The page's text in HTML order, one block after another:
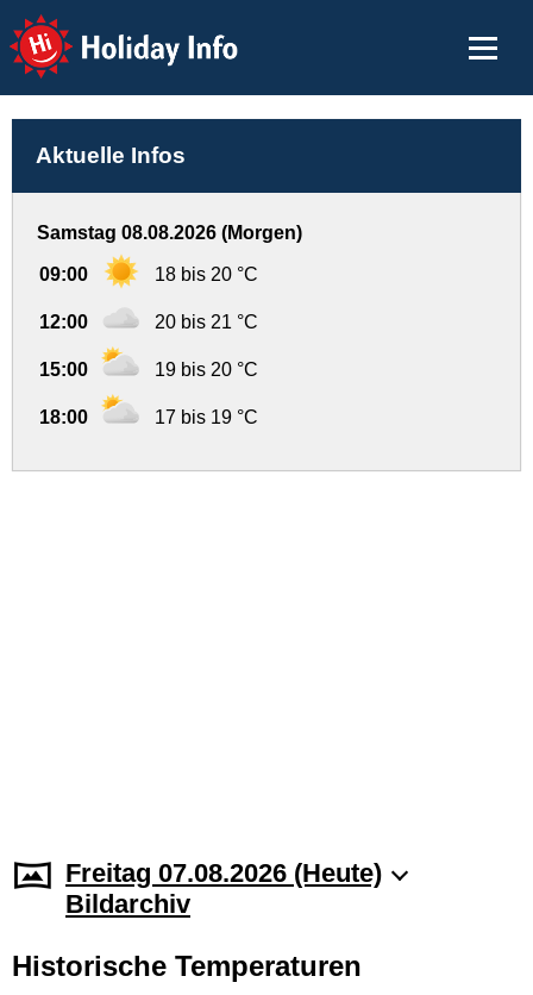
Holiday Info
Aktuelle Infos
Samstag 08.08.2026 (Morgen)
09:00 18 bis 20 °C
12:00 20 bis 21 °C
15:00 19 bis 20 °C
18:00 17 bis 19 °C
Freitag 07.08.2026 (Heute)
Bildarchiv
Historische Temperaturen